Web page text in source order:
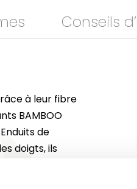
Conseils
à leur fibre
BAMBOO
de
doigts, ils
bonne prise.
ils